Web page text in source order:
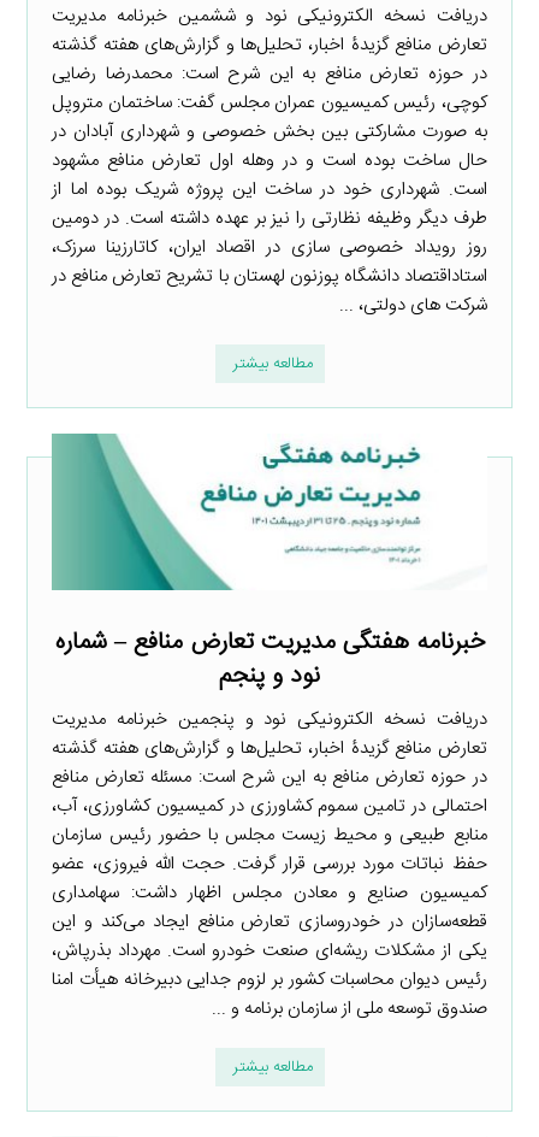
دریافت نسخه الکترونیکی نود و ششمین خبرنامه مدیریت
تعارض منافع گزیدۀ اخبار، تحلیل‌ها و گزارش‌های هفته گذشته
در حوزه تعارض منافع به این شرح است: محمدرضا رضایی
کوچی، رئیس کمیسیون عمران مجلس گفت: ساختمان متروپل
به صورت مشارکتی بین بخش خصوصی و شهرداری آبادان در
حال ساخت بوده است و در وهله اول تعارض منافع مشهود
است. شهرداری خود در ساخت این پروژه شریک بوده اما از
طرف دیگر وظیفه نظارتی را نیز بر عهده داشته است. در دومین
روز رویداد خصوصی سازی در اقصاد ایران، کاتارزینا سرزک،
استاداقتصاد دانشگاه پوزنون لهستان با تشریح تعارض منافع در
شرکت های دولتی، ...
مطالعه بیشتر
خبرنامه هفتگی مدیریت تعارض منافع – شماره
نود و پنجم
دریافت نسخه الکترونیکی نود و پنجمین خبرنامه مدیریت
تعارض منافع گزیدۀ اخبار، تحلیل‌ها و گزارش‌های هفته گذشته
در حوزه تعارض منافع به این شرح است: مسئله تعارض منافع
احتمالی در تامین سموم کشاورزی در کمیسیون کشاورزی، آب،
منابع طبیعی و محیط زیست مجلس با حضور رئیس سازمان
حفظ نباتات مورد بررسی قرار گرفت. حجت الله فیروزی، عضو
کمیسیون صنایع و معادن مجلس اظهار داشت: سهامداری
قطعه‌سازان در خودروسازی تعارض منافع ایجاد می‌کند و این
یکی از مشکلات ریشه‌ای صنعت خودرو است. مهرداد بذرپاش،
رئیس دیوان محاسبات کشور بر لزوم جدایی دبیرخانه هیأت امنا
صندوق توسعه ملی از سازمان برنامه و ...
مطالعه بیشتر